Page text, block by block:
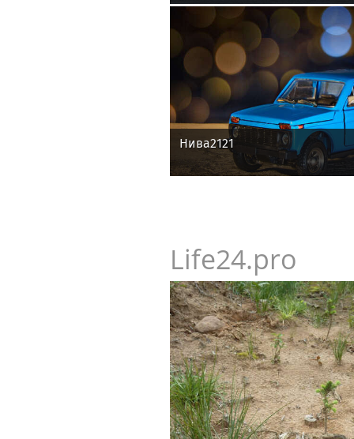
Нива2121
Life24.pro